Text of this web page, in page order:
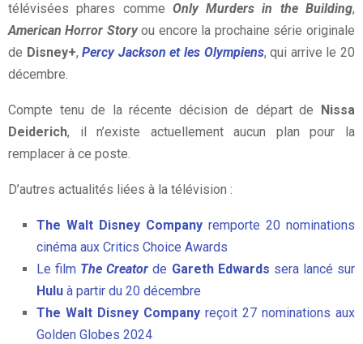
télévisées phares comme Only Murders in the Building,
American Horror Storyou encore la prochaine série originale
de Disney+,Percy Jackson et les Olympiens, qui arrive le 20
décembre.
Compte tenu de la récente décision de départ de
Nissa
Deiderich, il n’existe actuellement aucun plan pour la
remplacer à ce poste.
D’autres actualités liées à la télévision :
The Walt Disney Company remporte 20 nominations
cinéma aux Critics Choice Awards
Le film The Creator de Gareth Edwards sera lancé sur
Hulu à partir du 20 décembre
The Walt Disney Company reçoit 27 nominations aux
Golden Globes 2024